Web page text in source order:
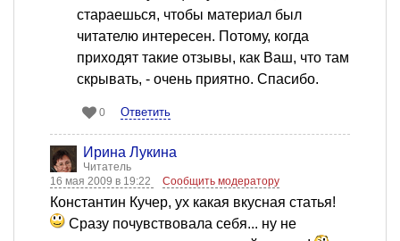
стараешься, чтобы материал был
читателю интересен. Потому, когда
приходят такие отзывы, как Ваш, что там
скрывать, - очень приятно. Спасибо.
0 Ответить
Ирина Лукина
Читатель
16 мая 2009 в 19:22
Сообщить модератору
Константин Кучер, ух какая вкусная статья!
Сразу почувствовала себя... ну не